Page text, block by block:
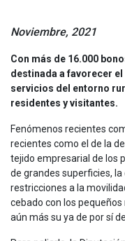
Noviembre, 2021
Con más de 16.000
destinada a favorecer
servicios del entorno
residentes y visitantes.
Fenómenos recientes
recientes como el de la
tejido empresarial de los
de grandes superficies,
restricciones a la
cebado con los
aún más su ya de por sí